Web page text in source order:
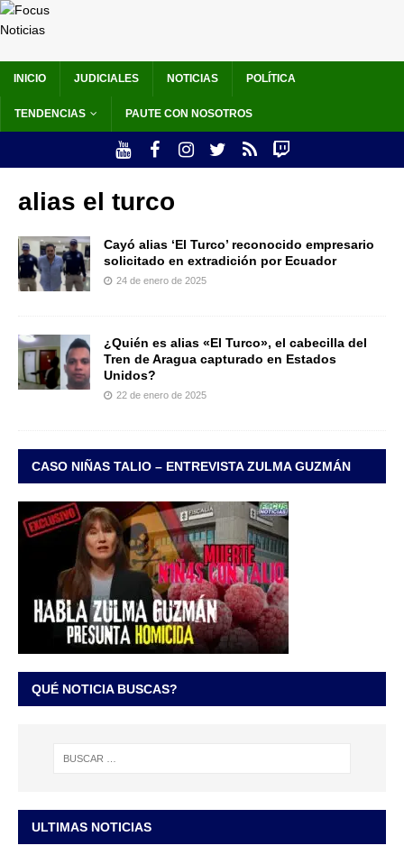
INICIO JUDICIALES NOTICIAS POLÍTICA
TENDENCIAS PAUTE CON NOSOTROS
alias el turco
Cayó alias ‘El Turco’ reconocido empresario
solicitado en extradición por Ecuador
24 de enero de 2025
¿Quién es alias «El Turco», el cabecilla del
Tren de Aragua capturado en Estados
Unidos?
22 de enero de 2025
CASO NIÑAS TALIO – ENTREVISTA ZULMA GUZMÁN
QUÉ NOTICIA BUSCAS?
ULTIMAS NOTICIAS